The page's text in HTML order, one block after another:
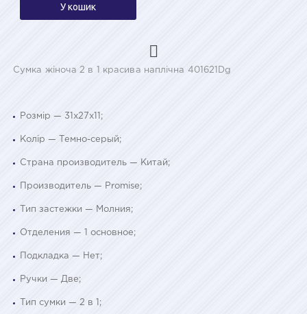
У кошик
Сумка жіноча 2 в 1 красива наплічна 401621Dg
Розмір — 31х27х11;
Колір — Темно-серый;
Страна производитель — Китай;
Производитель — Promise;
Тип застежки — Молния;
Отделения — 1 основное;
Подкладка — Нет;
Ручки — Две;
Тип сумки — 2 в 1;